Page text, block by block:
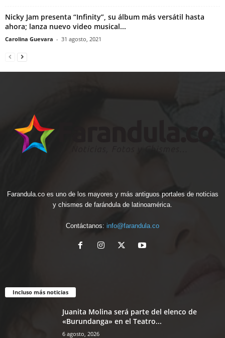
Nicky Jam presenta “Infinity”, su álbum más versátil hasta
ahora; lanza nuevo video musical...
Carolina Guevara - 31 agosto, 2021
Farandula.co es uno de los mayores y más antiguos portales de noticias
y chismes de farándula de latinoamérica.
Contáctanos: info@farandula.co
Incluso más noticias
Juanita Molina será parte del elenco de
«Burundanga» en el Teatro...
6 agosto, 2026